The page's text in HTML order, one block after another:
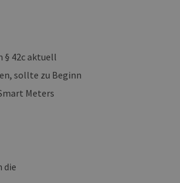
§ 42c aktuell
sollte zu Beginn
Meters
die